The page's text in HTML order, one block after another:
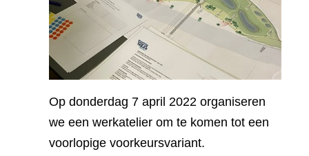
Op donderdag 7 april 2022 organiseren
we een werkatelier om te komen tot een
voorlopige voorkeursvariant.